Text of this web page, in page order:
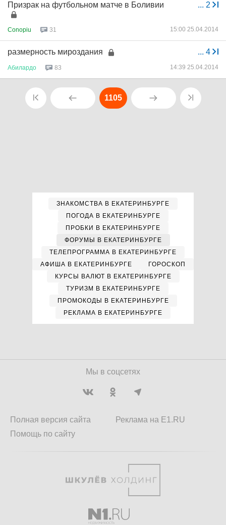
... 2
Призрак на футбольном матче в Боливии
Conopiu 31 15:00 25.04.2014
... 4
размерность мироздания
Абилардо 83 14:39 25.04.2014
1105
ЗНАКОМСТВА В ЕКАТЕРИНБУРГЕ
ПОГОДА В ЕКАТЕРИНБУРГЕ
ПРОБКИ В ЕКАТЕРИНБУРГЕ
ФОРУМЫ В ЕКАТЕРИНБУРГЕ
ТЕЛЕПРОГРАММА В ЕКАТЕРИНБУРГЕ
АФИША В ЕКАТЕРИНБУРГЕ
ГОРОСКОП
КУРСЫ ВАЛЮТ В ЕКАТЕРИНБУРГЕ
ТУРИЗМ В ЕКАТЕРИНБУРГЕ
ПРОМОКОДЫ В ЕКАТЕРИНБУРГЕ
РЕКЛАМА В ЕКАТЕРИНБУРГЕ
Мы в соцсетях
Полная версия сайта
Помощь по сайту
Реклама на E1.RU